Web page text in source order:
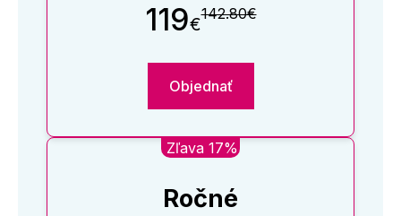
119€142.80€
Objednať
Zľava 17%
Ročné